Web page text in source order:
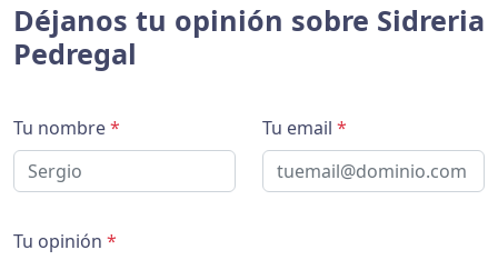
Déjanos tu opinión sobre Sidreria
Pedregal
Tu nombre* Tu email *
Tu opinión *